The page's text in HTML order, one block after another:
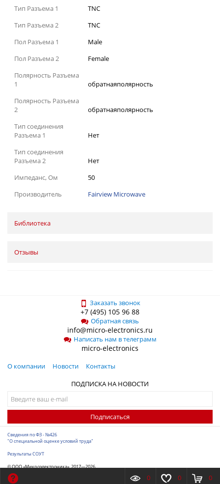
Тип Разъема 1
TNC
Тип Разъема 2
TNC
Пол Разъема 1
Male
Пол Разъема 2
Female
Полярность Разъема
1
обратнаяполярность
Полярность Разъема
2
обратнаяполярность
Тип соединения
Разъема 1
Нет
Тип соединения
Разъема 2
Нет
Импеданс, Ом
50
Производитель
Fairview Microwave
Библиотека
Отзывы
Заказать звонок
+7 (495) 105 96 88
Обратная связь
info@micro-electronics.ru
Написать нам в телеграмм
micro-electronics
О компании Новости
Контакты
ПОДПИСКА НА НОВОСТИ
Подписаться
Сведения по ФЗ - №426
"О специальной оценке условий труда"
Результаты СОУТ
© ООО «Микроэлектроника», 2017—2026
Разработка сайта
0 0 0